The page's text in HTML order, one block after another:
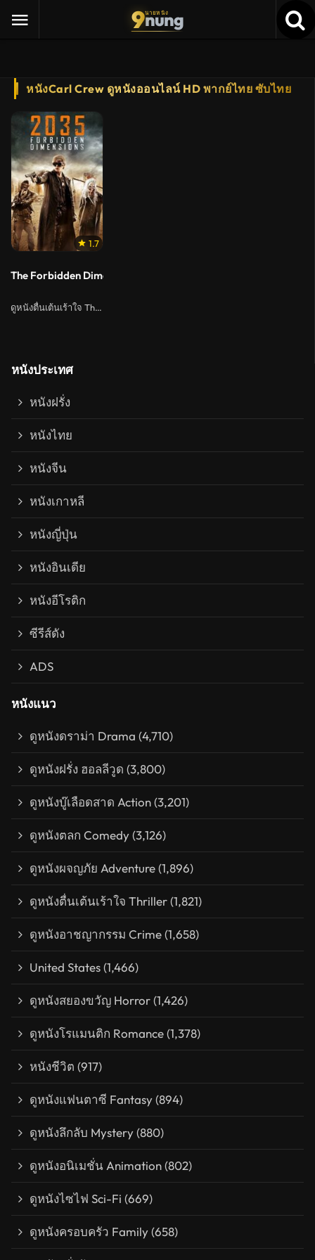
9นายหนัง
nung
หนังCarl Crew ดูหนังออนไลน์ HD พากย์ไทย ซับไทย
1.7
The Forbidden Dimensions (2013) 2035 ข้ามเวลากู้โลก
ดูหนังตื่นเต้นเร้าใจ Thriller
หนังประเทศ
หนังฝรั่ง
หนังไทย
หนังจีน
หนังเกาหลี
หนังญี่ปุ่น
หนังอินเดีย
หนังอีโรติก
ซีรีส์ดัง
ADS
หนังแนว
ดูหนังดราม่า Drama (4,710)
ดูหนังฝรั่ง ฮอลลีวูด (3,800)
ดูหนังบู๊เลือดสาด Action(3,201)
ดูหนังตลก Comedy(3,126)
ดูหนังผจญภัย Adventure(1,896)
ดูหนังตื่นเต้นเร้าใจ Thriller(1,821)
ดูหนังอาชญากรรม Crime(1,658)
United States(1,466)
ดูหนังสยองขวัญ Horror(1,426)
ดูหนังโรแมนติก Romance(1,378)
หนังชีวิต (917)
ดูหนังแฟนตาซี Fantasy(894)
ดูหนังลึกลับ Mystery(880)
ดูหนังอนิเมชั่น Animation(802)
ดูหนังไซไฟ Sci-Fi (669)
ดูหนังครอบครัว Family(658)